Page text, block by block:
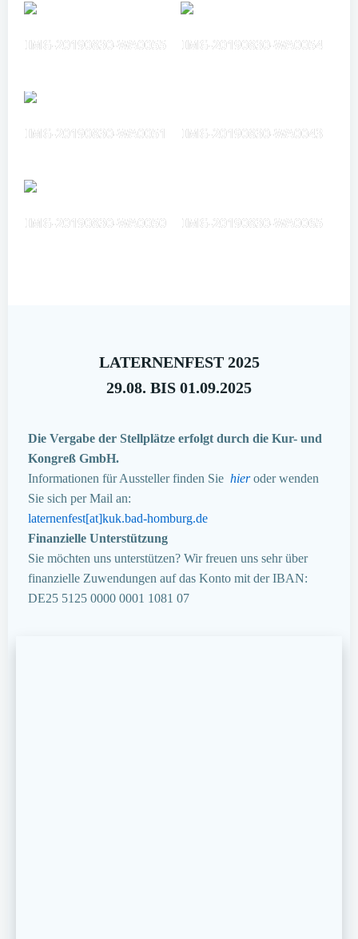
IMG-20190830-WA0055 IMG-20190830-WA0054
IMG-20190830-WA0051 IMG-20190830-WA0043
IMG-20190830-WA0050 IMG-20190830-WA0065
LATERNENFEST 2025
29.08. BIS 01.09.2025
Die Vergabe der Stellplätze erfolgt durch die Kur- und
Kongreß GmbH.
Informationen für Aussteller finden Sie hieroder wenden
Sie sich per Mail an:
laternenfest[at]kuk.bad-homburg.de
Finanzielle Unterstützung
Sie möchten uns unterstützen? Wir freuen uns sehr über
finanzielle Zuwendungen auf das Konto mit der IBAN:
DE25 5125 0000 0001 1081 07